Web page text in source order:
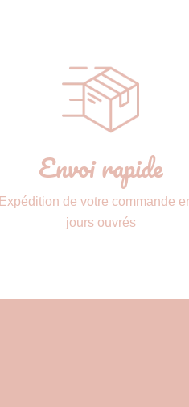
Envoi rapide
Expédition de votre commande
jours ouvrés